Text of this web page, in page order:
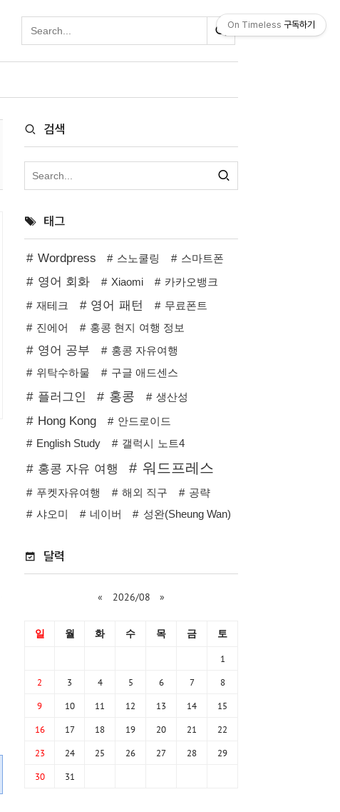
검색
태그
Wordpress 스노쿨링 스마트폰
영어 회화 Xiaomi
카카오뱅크
재테크
영어 패턴
무료폰트
진에어
홍콩 현지 여행 정보
영어 공부
홍콩 자유여행
위탁수하물
구글 애드센스
플러그인 홍콩 생산성
Hong Kong
안드로이드
English Study
갤럭시 노트4
홍콩 자유 여행 워드프레스
푸켓자유여행 해외 직구
공략
샤오미
네이버 성완(Sheung Wan)
달력
« 2026/08 »
일 월 화 수 목 금 토
1
2 3 4 5 6 7 8
9 10 11 12 13 14 15
16 17 18 19 20 21 22
23 24 25 26 27 28 29
30 31
On Timeless 구독하기